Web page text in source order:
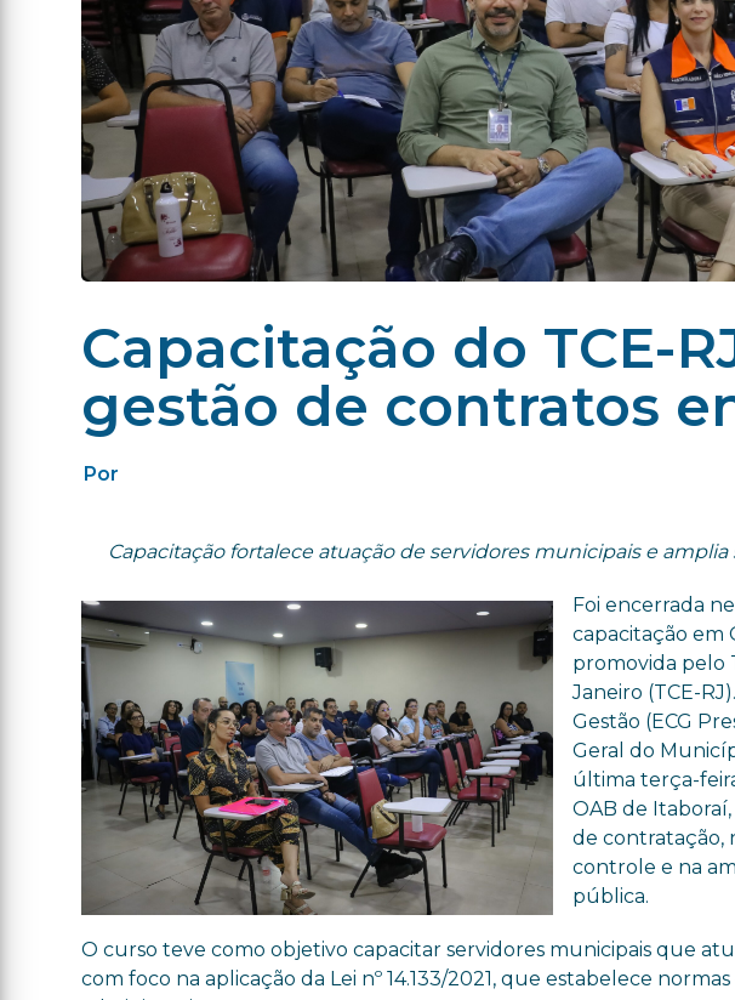
Capacitação do TCE-
gestão de contratos
Por
Capacitação fortalece atuação de servidores municipais e
Foi encerrada
capacitação em
promovida pelo
Janeiro (TCE-
Gestão (ECG
Geral do
última terça-
OAB de
de contratação,
controle e na
pública.
O curso teve como objetivo capacitar servidores municipais que
com foco na aplicação da Lei nº 14.133/2021, que estabelece